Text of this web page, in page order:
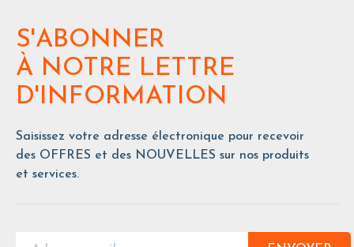
S'ABONNER
À NOTRE LETTRE
D'INFORMATION
Saisissez votre adresse électronique pour recevoir
des OFFRES et des NOUVELLES sur nos produits
et services.